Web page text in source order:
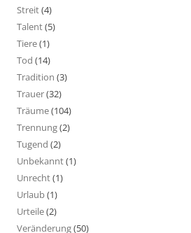
Streit(4)
Talent(5)
Tiere(1)
Tod (14)
Tradition (3)
Trauer(32)
Träume(104)
Trennung(2)
Tugend (2)
Unbekannt(1)
Unrecht(1)
Urlaub(1)
Urteile(2)
Veränderung(50)